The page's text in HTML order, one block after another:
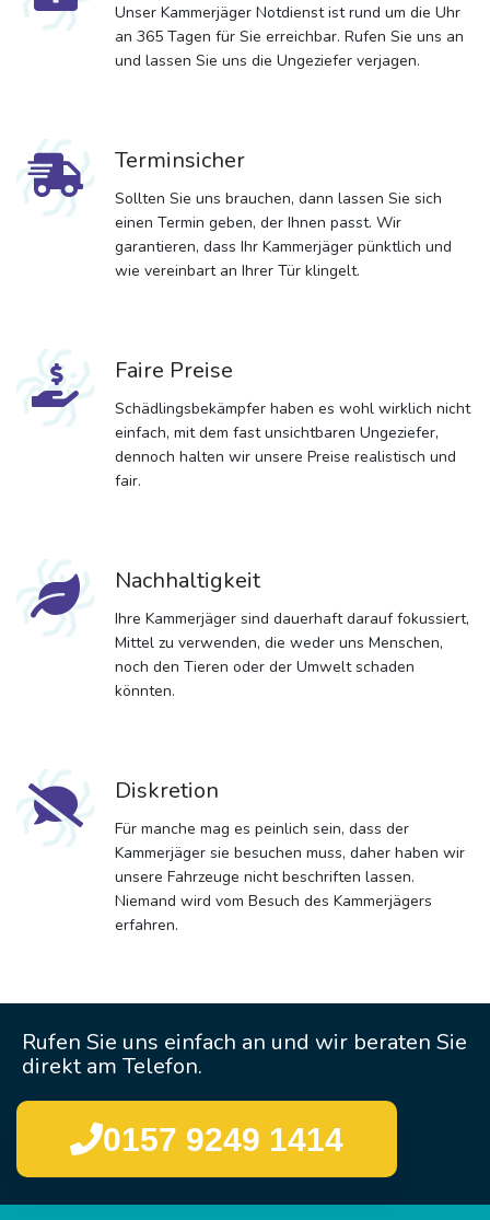
Unser Kammerjäger Notdienst ist rund um die Uhr
an 365 Tagen für Sie erreichbar. Rufen Sie uns an
und lassen Sie uns die Ungeziefer verjagen.
Terminsicher
Sollten Sie uns brauchen, dann lassen Sie sich
einen Termin geben, der Ihnen passt. Wir
garantieren, dass Ihr Kammerjäger pünktlich und
wie vereinbart an Ihrer Tür klingelt.
Faire Preise
Schädlingsbekämpfer haben es wohl wirklich nicht
einfach, mit dem fast unsichtbaren Ungeziefer,
dennoch halten wir unsere Preise realistisch und
fair.
Nachhaltigkeit
Ihre Kammerjäger sind dauerhaft darauf fokussiert,
Mittel zu verwenden, die weder uns Menschen,
noch den Tieren oder der Umwelt schaden
könnten.
Diskretion
Für manche mag es peinlich sein, dass der
Kammerjäger sie besuchen muss, daher haben wir
unsere Fahrzeuge nicht beschriften lassen.
Niemand wird vom Besuch des Kammerjägers
erfahren.
Rufen Sie uns einfach an und wir beraten Sie
direkt am Telefon.
0157 9249 1414